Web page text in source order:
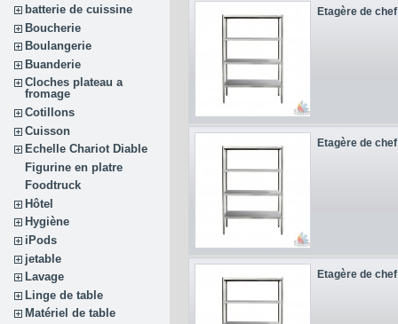
batterie de cuissine
Boucherie
Boulangerie
Buanderie
Cloches plateau a
fromage
Cotillons
Cuisson
Echelle Chariot Diable
Figurine en platre
Foodtruck
Hôtel
Hygiène
iPods
jetable
Lavage
Linge de table
Matériel de table
Etagère de
Etagère de
Etagère de